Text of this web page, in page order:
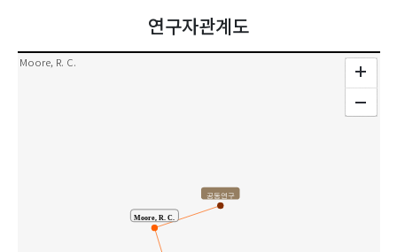
연구자관계도
Moore, R. C.
Moore, R. C.
공동연구